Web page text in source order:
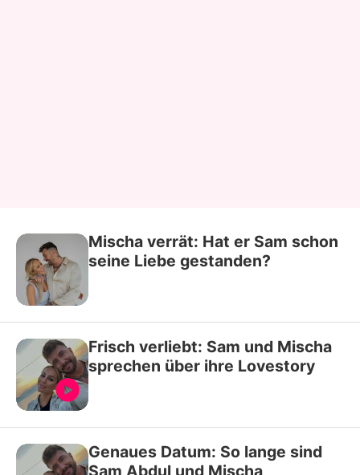
Mischa verrät: Hat er Sam schon
seine Liebe gestanden?
Frisch verliebt: Sam und Mischa
sprechen über ihre Lovestory
Genaues Datum: So lange sind
Sam Abdul und Mischa